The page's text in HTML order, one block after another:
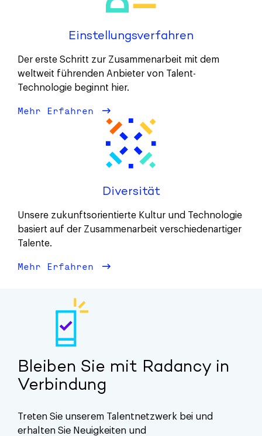
Einstellungsverfahren
Der erste Schritt zur Zusammenarbeit mit dem
weltweit führenden Anbieter von Talent-
Technologie beginnt hier.
Mehr Erfahren über Einstellungsverfahren
Diversität
Unsere zukunftsorientierte Kultur und Technologie
basiert auf der Zusammenarbeit verschiedenartiger
Talente.
Mehr Erfahren über Diversität
Bleiben Sie mit Radancy in
Verbindung
Treten Sie unserem Talentnetzwerk bei und
erhalten Sie Neuigkeiten und